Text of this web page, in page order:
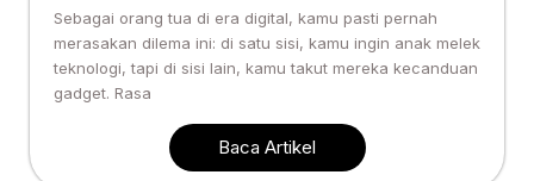
Sebagai orang tua di era digital, kamu pasti pernah
merasakan dilema ini: di satu sisi, kamu ingin anak melek
teknologi, tapi di sisi lain, kamu takut mereka kecanduan
gadget. Rasa
Baca Artikel